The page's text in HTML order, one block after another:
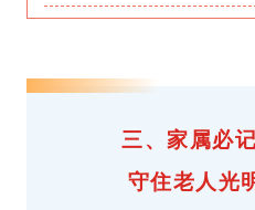
三、家属必
守住老人光